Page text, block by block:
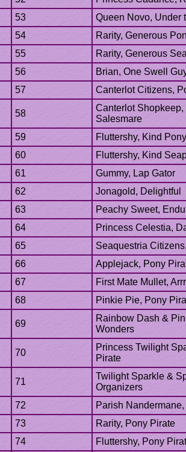
Canterlot Shopkeep,
Rainbow Dash &
Princess Twilight
Twilight Sparkle &